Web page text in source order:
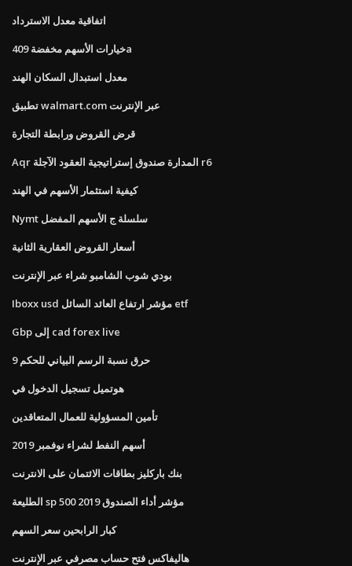
اتفاقية معدل الاسترداد
خيارات الأسهم مخفضة 409a
معدل استبدال السكان الهند
تطبيق walmart.com عبر الإنترنت
قرض القروض ورابطة التجارة
Aqr المدارة صندوق إستراتيجية العقود الآجلة r6
كيفية استثمار الأسهم في الهند
Nymt سلسلة ج الأسهم المفضل
أسعار القروض العقارية الثانية
بودي شوب الشامبو شراء عبر الإنترنت
Iboxx usd مؤشر ارتفاع العائد السائل etf
Gbp إلى cad forex live
حرق نسبة الرسم البياني للحكم 9
هوتميل تسجيل الدخول في
تأمين المسؤولية للعمال المتعاقدين
أسهم النفط لشراء نوفمبر 2019
بنك باركليز بطاقات الائتمان على الانترنت
الطليعة sp 500 مؤشر أداء الصندوق 2019
كبار الرابحين سعر السهم
هاليفاكس فتح حساب مصرفي عبر الإنترنت